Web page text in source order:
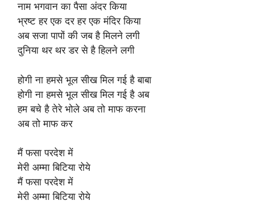
नाम भगवान का पैसा अंदर किया
भ्रष्ट हर एक दर हर एक मंदिर किया
अब सजा पापों की जब है मिलने लगी
दुनिया थर थर डर से है हिलने लगी
होगी ना हमसे भूल सीख मिल गई है बाबा
होगी ना हमसे भूल सीख मिल गई है अब
हम बचे है तेरे भोले अब तो माफ करना
अब तो माफ कर
मैं फसा परदेश में
मेरी अम्मा बिटिया रोये
मैं फसा परदेश में
मेरी अम्मा बिटिया रोये